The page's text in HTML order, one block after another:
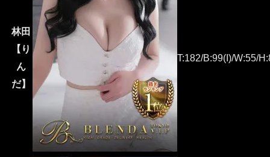
林田
【り
ん
だ】
T:182/B:99(I)/W:55/